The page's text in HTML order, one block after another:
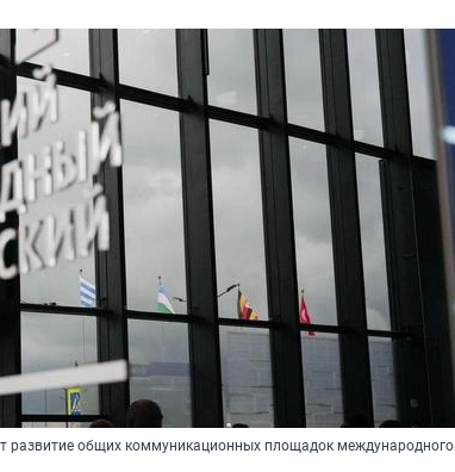
развитие общих коммуникационных площадок международного